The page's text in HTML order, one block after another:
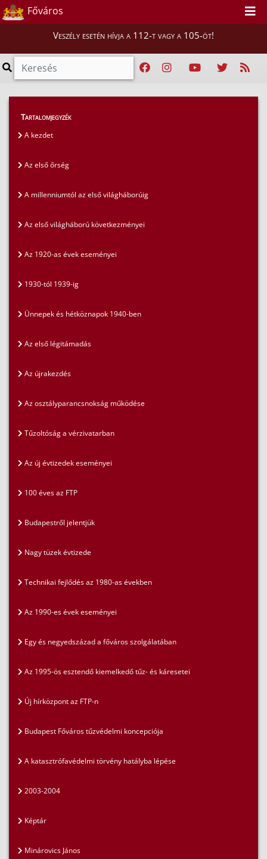
Főváros
Veszély esetén hívja a 112-t vagy a 105-öt!
Magunkról
Technikai fejlődés az 1980-as években
Tartalomjegyzék
A kezdet
Az első őrség
A millenniumtól az első világháborúig
Az első világháború következményei
Az 1920-as évek eseményei
1930-tól 1939-ig
Ünnepek és hétköznapok 1940-ben
Az első légitámadás
Az újrakezdés
Az osztályparancsnokság működése
Tűzoltóság a vérzivatarban
Az új évtizedek eseményei
100 éves az FTP
Budapestről jelentjük
Nagy tüzek évtizede
Technikai fejlődés az 1980-as években
Az 1990-es évek eseményei
Egy és negyedszázad a főváros szolgálatában
Az 1995-ös esztendő kiemelkedő tűz- és káresetei
Új hírközpont az FTP-n
Budapest Főváros tűzvédelmi koncepciója
A katasztrófavédelmi törvény hatályba lépése
2003-2004
Képtár
Minárovics János